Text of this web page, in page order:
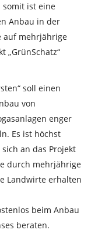
somit ist eine
Anbau in der
auf mehrjährige
„GrünSchatz“
soll einen
von
enger
Es ist höchst
an das Projekt
durch mehrjährige
Landwirte erhalten
beim Anbau
beraten.